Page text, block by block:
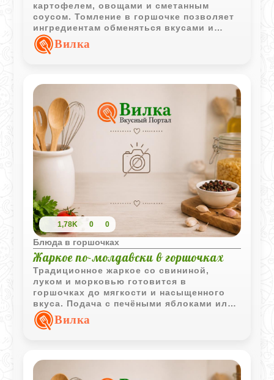
картофелем, овощами и сметанным
соусом. Томление в горшочке позволяет
ингредиентам обменяться вкусами и
делает блюдо особенно ароматным.
Вилка
1,78K 0 0
Блюда в горшочках
Жаркое по-молдавски в горшочках
Традиционное жаркое со свининой,
луком и морковью готовится в
горшочках до мягкости и насыщенного
вкуса. Подача с печёными яблоками или
айвой придаёт блюду характерный
молдавский колорит.
Вилка